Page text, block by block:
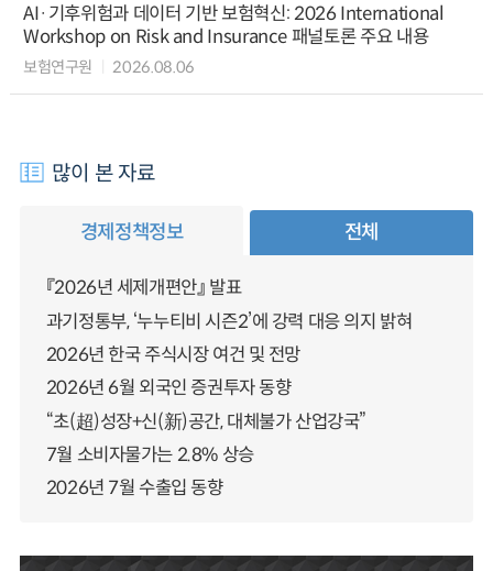
AI·기후위험과 데이터 기반 보험혁신: 2026 International
Workshop on Risk and Insurance 패널토론 주요 내용
보험연구원 2026.08.06
많이 본 자료
경제정책정보 전체
『2026년 세제개편안』 발표
과기정통부, ‘누누티비 시즌2’에 강력 대응 의지 밝혀
2026년 한국 주식시장 여건 및 전망
2026년 6월 외국인 증권투자 동향
“초(超)성장+신(新)공간, 대체불가 산업강국”
7월 소비자물가는 2.8% 상승
2026년 7월 수출입 동향